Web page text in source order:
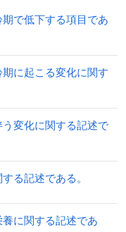
で低下する項目であ
に起こる変化に関す
変化に関する記述で
る記述である。
に関する記述であ